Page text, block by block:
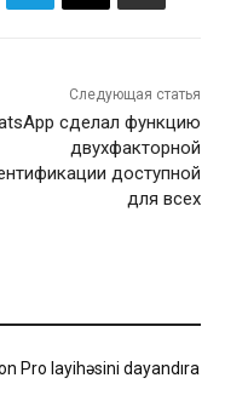
Следующая статья
сделал функцию
двухфакторной
доступной
для всех
Pro layihəsini dayandıra